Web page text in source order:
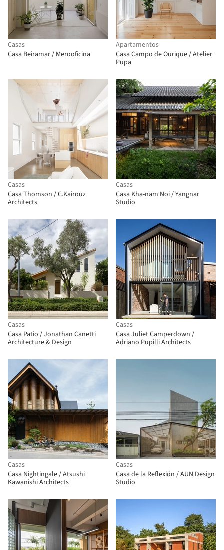
Casas
Casa Beiramar / Merooficina
Apartamentos
Casa Campo de Ourique / Atelier
Pupa
Casas
Casa Thomson / C.Kairouz
Architects
Casas
Casa Kha-nam Noi / Yangnar
Studio
Casas
Casa Patio / Jonathan Canetti
Architecture & Design
Casas
Casa Juliet Camperdown /
Adriano Pupilli Architects
Casas
Casa Nightingale / Atsushi
Kawanishi Architects
Casas
Casa de la Reflexión / AUN Design
Studio